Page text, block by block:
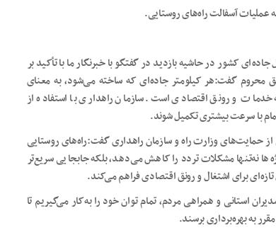
کشور در حاشیه بازدید در گفتگو با خبرنگار ما با تأکید بر
محروم گفت:هر کیلومتر جاده‌ای که ساخته می‌شود، به معنای
و رونق اقتصادی است. سازمان راهداری با استفاده از
با سرعت بیشتری تکمیل شوند.
حمایت‌های وزارت راه و سازمان راهداری گفت:راه‌های روستایی
نه‌تنها مشکلات تردد را کاهش می‌دهد، بلکه جابجایی سریع‌تر
برای اشتغال و رونق اقتصادی فراهم می‌کند.
استانی و همراهی مردم، تمام توان خود را به‌کار می‌گیریم تا
به بهره‌برداری برسند.